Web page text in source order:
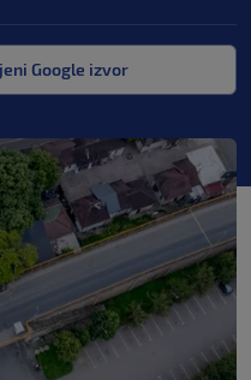
Google izvor